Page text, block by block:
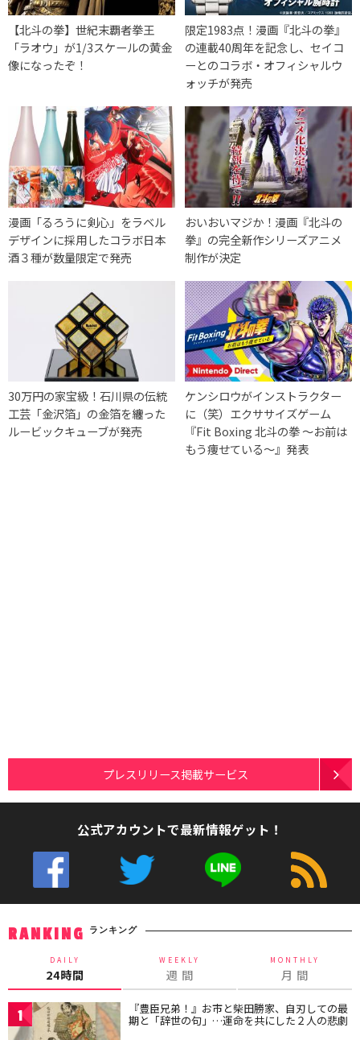
【北斗の拳】世紀末覇者拳王
「ラオウ」が1/3スケールの黄金
像になったぞ！
限定1983点！漫画『北斗の拳』
の連載40周年を記念し、セイコ
ーとのコラボ・オフィシャルウ
ォッチが発売
漫画「るろうに剣心」をラベル
デザインに採用したコラボ日本
酒３種が数量限定で発売
おいおいマジか！漫画『北斗の
拳』の完全新作シリーズアニメ
制作が決定
30万円の家宝級！石川県の伝統
工芸「金沢箔」の金箔を纏った
ルービックキューブが発売
ケンシロウがインストラクター
に（笑）エクササイズゲーム
『Fit Boxing 北斗の拳 ～お前は
もう痩せている～』発表
プレスリリース掲載サービス
公式アカウントで最新情報ゲット！
RANKING ランキング
DAILY
24時間
WEEKLY
週 間
MONTHLY
月 間
1 『豊臣兄弟！』お市と柴田勝家、自刃しての最
期と「辞世の句」…運命を共にした２人の悲劇